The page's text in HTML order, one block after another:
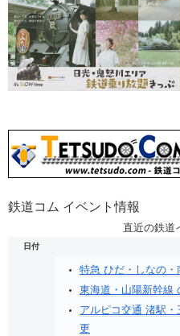
鉄道コム イベント情報
直近の鉄道
日付
特急 ひだ・しなの
東海道・山陽新幹線
アルピコ交通 渚駅
更